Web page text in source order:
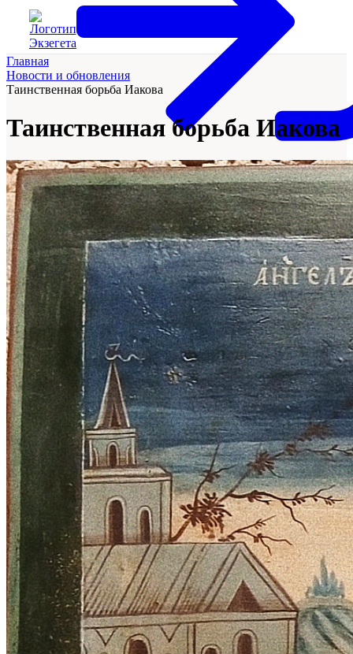
Войти на сайт
Главная
Новости и обновления
Таинственная борьба Иакова
Таинственная борьба Иакова